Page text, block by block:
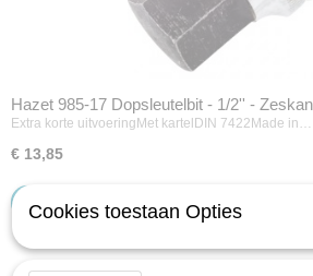
Hazet 985-17 Dopsleutelbit - 1/2'' -
Extra korte uitvoeringMet kartelDIN 7422Made in…
€ 13,85
IN WINKELWAGEN
Cookies toestaan Opties